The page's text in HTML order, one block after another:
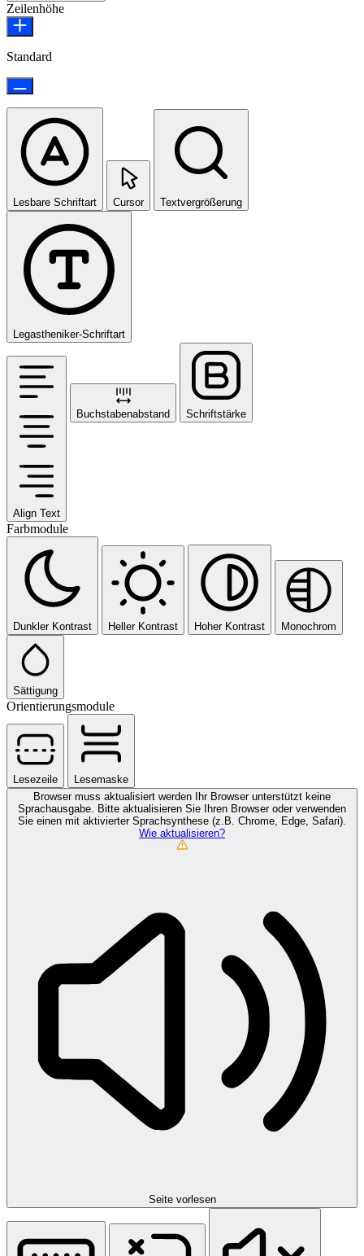
Zeilenhöhe
Standard
Lesbare Schriftart Cursor Textvergrößerung
Legastheniker-Schriftart
Align Text
Buchstabenabstand Schriftstärke
Farbmodule
Dunkler Kontrast Heller Kontrast Hoher Kontrast Monochrom
Sättigung
Orientierungsmodule
Lesezeile
Lesemaske
Browser muss aktualisiert werden Ihr Browser unterstützt keine
Sprachausgabe. Bitte aktualisieren Sie Ihren Browser oder verwenden
Sie einen mit aktivierter Sprachsynthese (z.B. Chrome, Edge, Safari).
Wie aktualisieren?
Seite vorlesen